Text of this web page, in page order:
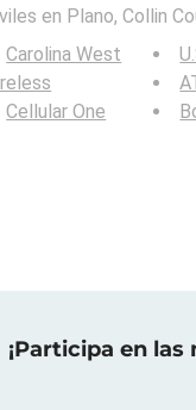
en Plano, Collin
Carolina West
Cellular One
¡Participa en